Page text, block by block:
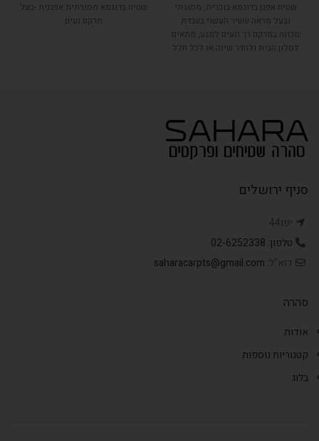
שטיח אפגן בדוגמא בוכרית, מסורתי
ובעל מראה עשיר העשוי בעבדת
מכונה במרקם רך ונעים למגע, מתאים
לסלון הבית ולחדר שינה או לכל חלל
שטיח בדוגמא מסורתית אפגנית -בעל
מרקם נעים
סניף ירושלים
יפו44
טלפון: 02-6252338
דוא"ל: saharacarpts@gmail.com
סהרה
אודות
קטגוריות נוספות
בלוג